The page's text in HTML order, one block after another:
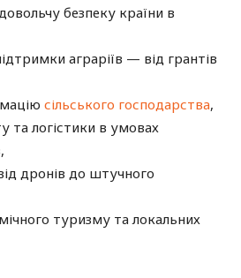
безпеку країни в
аграріїв — від грантів
сільського господарства,
та логістики в умовах
дронів до штучного
туризму та локальних